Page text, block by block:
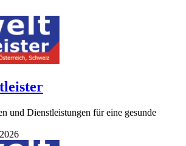
und Dienstleistungen für eine gesunde